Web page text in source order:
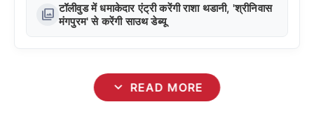
photo_library टॉलीवुड में धमाकेदार एंट्री करेंगी राशा थडानी, 'श्रीनिवास
मंगपुरम' से करेंगी साउथ डेब्यू
expand_more READ MORE